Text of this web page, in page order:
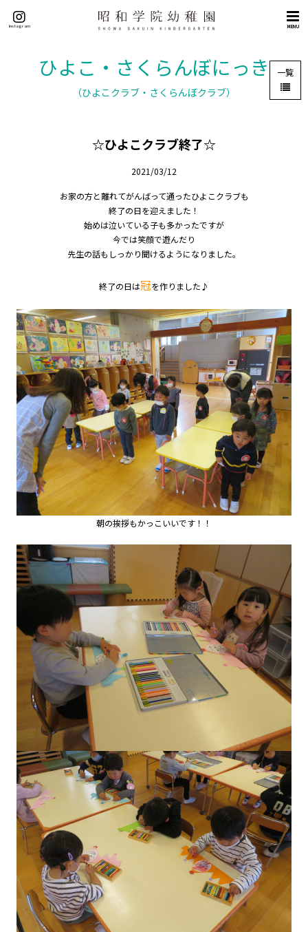
MENU
Instagram
ひよこ・さくらんぼにっき
（ひよこクラブ・さくらんぼクラブ）
一覧
☆ひよこクラブ終了☆
2021/03/12
お家の方と離れてがんばって通ったひよこクラブも
終了の日を迎えました！
始めは泣いている子も多かったですが
今では笑顔で遊んだり
先生の話もしっかり聞けるようになりました。
終了の日は冠を作りました♪
朝の挨拶もかっこいいです！！
トップページ
挨拶
交通アクセス
課外教室
園生活
園の毎日
幼稚園紹介ムービー
MIRAI=
預かり保育「おひさまクラブ」
入園案内
募集要項
見学・入園説明会
資料請求
未就園児教室
未就園児教室のご案内
さくらんぼクラブ
親子教室にこにこキッズ（1・2歳児）